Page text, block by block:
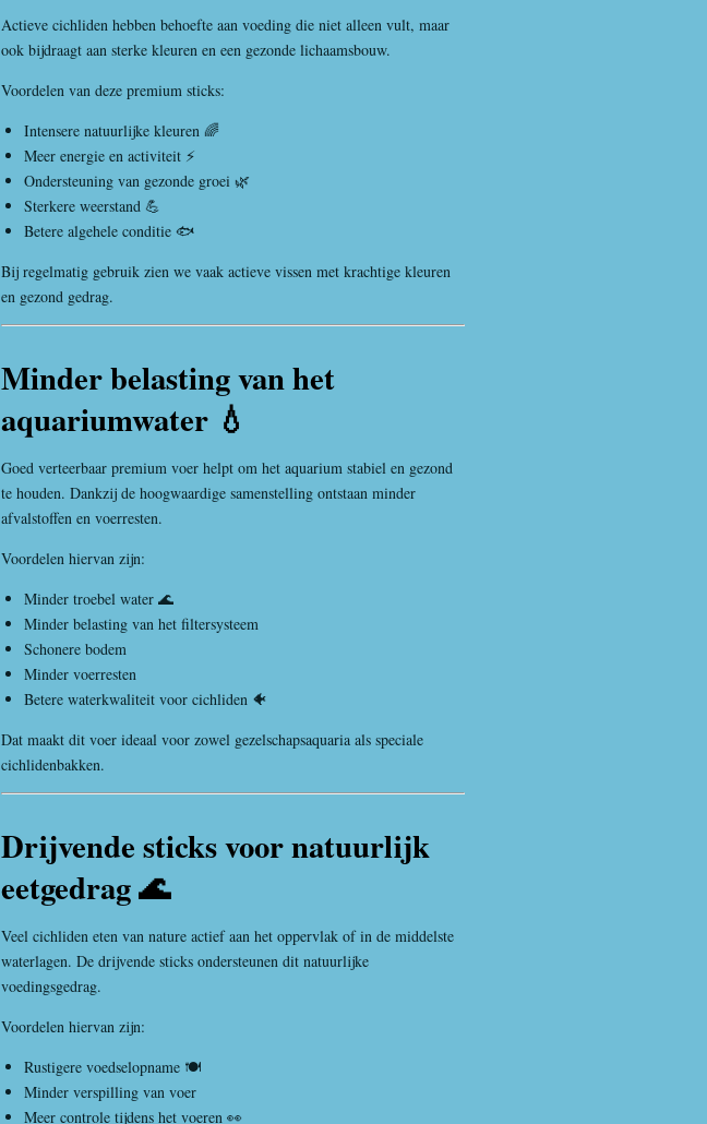
Actieve cichliden hebben behoefte aan voeding die niet alleen vult, maar
ook bijdraagt aan sterke kleuren en een gezonde lichaamsbouw.
Voordelen van deze premium sticks:
Intensere natuurlijke kleuren 🌈
Meer energie en activiteit ⚡
Ondersteuning van gezonde groei 🌿
Sterkere weerstand 💪
Betere algehele conditie 🐟
Bij regelmatig gebruik zien we vaak actieve vissen met krachtige kleuren
en gezond gedrag.
Minder belasting van het
aquariumwater 💧
Goed verteerbaar premium voer helpt om het aquarium stabiel en gezond
te houden. Dankzij de hoogwaardige samenstelling ontstaan minder
afvalstoffen en voerresten.
Voordelen hiervan zijn:
Minder troebel water 🌊
Minder belasting van het filtersysteem
Schonere bodem
Minder voerresten
Betere waterkwaliteit voor cichliden 🐠
Dat maakt dit voer ideaal voor zowel gezelschapsaquaria als speciale
cichlidenbakken.
Drijvende sticks voor natuurlijk
eetgedrag 🌊
Veel cichliden eten van nature actief aan het oppervlak of in de middelste
waterlagen. De drijvende sticks ondersteunen dit natuurlijke
voedingsgedrag.
Voordelen hiervan zijn:
Rustigere voedselopname 🍽️
Minder verspilling van voer
Meer controle tijdens het voeren 👀